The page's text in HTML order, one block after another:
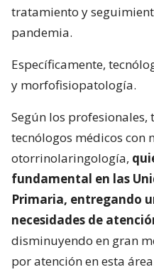
tratamiento y
pandemia.
Específicamente,
y morfofisiopatología.
Según los profesionales,
tecnólogos médicos con
otorrinolaringología,
fundamental en las
Primaria, entregando
necesidades de
disminuyendo en gran
por atención en esta